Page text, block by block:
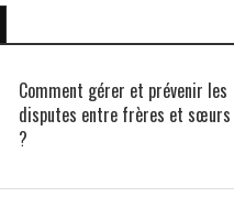
Comment gérer et prévenir les
disputes entre frères et sœurs
?